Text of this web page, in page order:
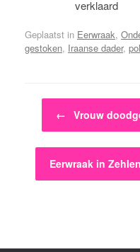
verklaard
Geplaatst in Eerwraak,
gestoken, Iraanse dader,
Bericht navigatie
← Vrouw
Eerwraak in